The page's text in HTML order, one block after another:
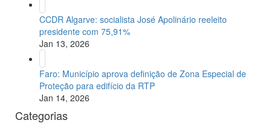
CCDR Algarve: socialista José Apolinário reeleito
presidente com 75,91%
Jan 13, 2026
Faro: Município aprova definição de Zona Especial de
Proteção para edifício da RTP
Jan 14, 2026
Categorias